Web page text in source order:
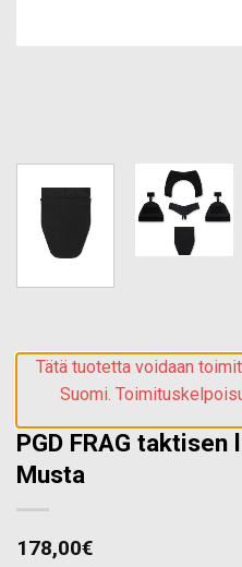
Tätä tuotetta voidaan
Suomi.
PGD FRAG
Musta
178,00€